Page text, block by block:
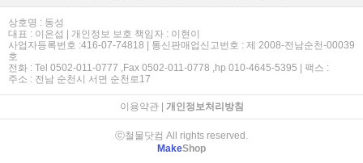
상호명 : 동성
대표 : 이은섭 | 개인정보 보호 책임자 : 이현이
사업자등록번호 :416-07-74818 | 통신판매업신고번호 : 제 2008-전남순천-00039
호
전화 : Tel 0502-011-0777 ,Fax 0502-011-0778 ,hp 010-4645-5395 | 팩스 :
주소 : 전남 순천시 서면 순천로17
이용약관| 개인정보처리방침
ⓒ철물닷컴 All rights reserved.
MakeShop